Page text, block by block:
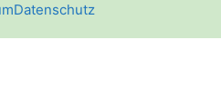
Datenschutz